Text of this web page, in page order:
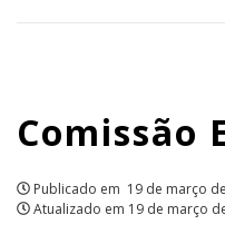
APCEF/SP
Comissão
Publicado em 19 de março
Atualizado em 19 de março